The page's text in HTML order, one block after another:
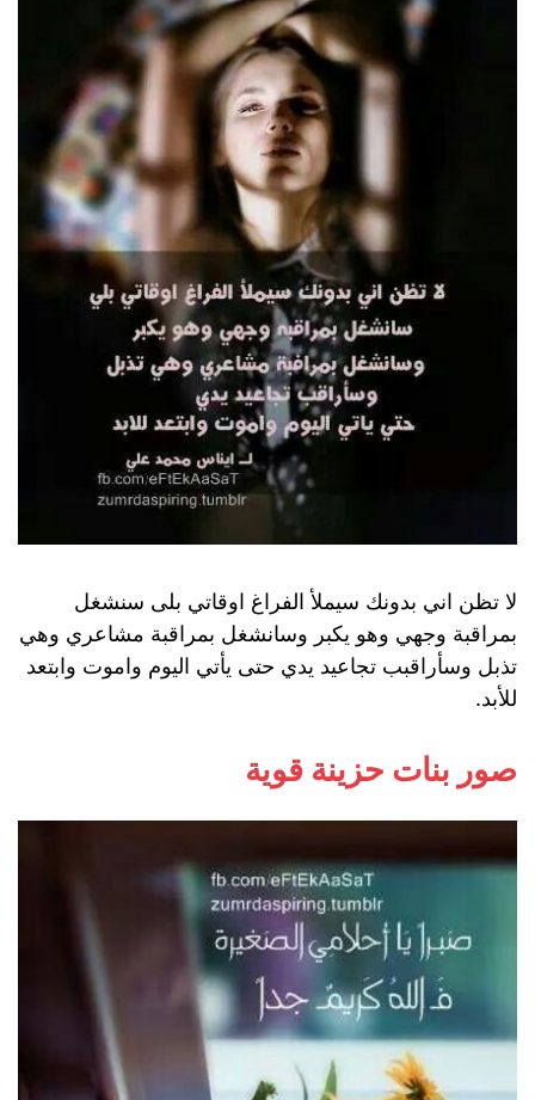
لا تظن اني بدونك سيملأ الفراغ اوقاتي بلى سنشغل
بمراقبة وجهي وهو يكبر وسانشغل بمراقبة مشاعري وهي
تذبل وسأراقبب تجاعيد يدي حتى يأتي اليوم واموت وابتعد
للأبد.
صور بنات حزينة قوية